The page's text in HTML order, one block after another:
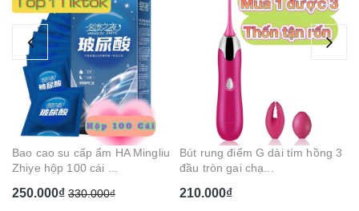
Bao cao su cấp ẩm HA Mingliu
Zhiye hộp 100 cái ...
250.000₫ 330.000₫
Bút rung điểm G dài tím hồng 3
đầu tròn gai chạ...
210.000₫